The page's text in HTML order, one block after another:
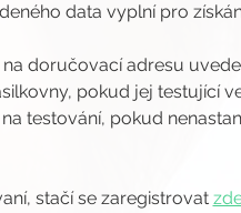
data vyplní pro
doručovací adresu
pokud jej testující
testování, pokud
stačí se zaregistrovat